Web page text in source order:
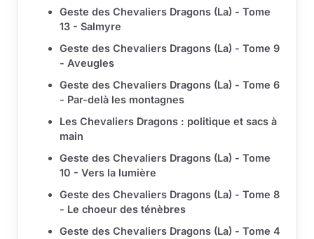
Geste des Chevaliers Dragons (La) - Tome
13 - Salmyre
Geste des Chevaliers Dragons (La) - Tome 9
- Aveugles
Geste des Chevaliers Dragons (La) - Tome 6
- Par-delà les montagnes
Les Chevaliers Dragons : politique et sacs à
main
Geste des Chevaliers Dragons (La) - Tome
10 - Vers la lumière
Geste des Chevaliers Dragons (La) - Tome 8
- Le choeur des ténèbres
Geste des Chevaliers Dragons (La) - Tome 4